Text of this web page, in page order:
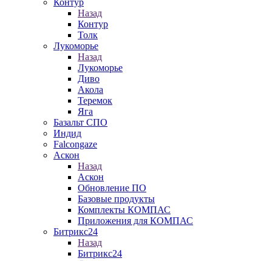
Контур
Назад
Контур
Толк
Лукоморье
Назад
Лукоморье
Диво
Акола
Теремок
Яга
Базальт СПО
Индид
Falcongaze
Аскон
Назад
Аскон
Обновление ПО
Базовые продукты
Комплекты КОМПАС
Приложения для КОМПАС
Битрикс24
Назад
Битрикс24